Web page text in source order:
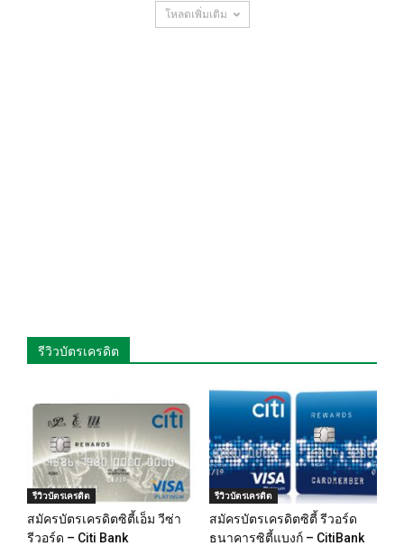
โหลดเพิ่มเติม
รีวิวบัตรเครดิต
รีวิวบัตรเครดิต
สมัครบัตรเครดิตซิตี้เอ็ม วีซ่า
รีวอร์ด – Citi Bank
รีวิวบัตรเครดิต
สมัครบัตรเครดิตซิตี้ รีวอร์ด
ธนาคารซิตี้แบงก์ – CitiBank